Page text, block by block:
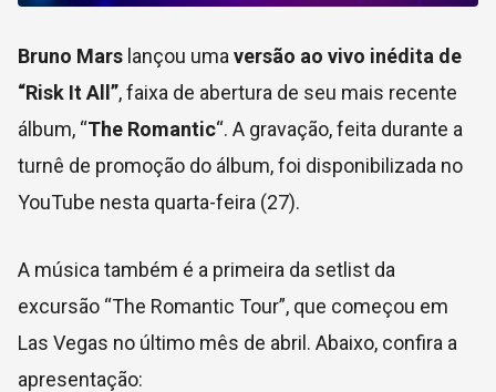
Bruno Mars lançou uma versão ao vivo inédita de
“Risk It All”, faixa de abertura de seu mais recente
álbum, “The Romantic“. A gravação, feita durante a
turnê de promoção do álbum, foi disponibilizada no
YouTube nesta quarta-feira (27).
A música também é a primeira da setlist da
excursão “The Romantic Tour”, que começou em
Las Vegas no último mês de abril. Abaixo, confira a
apresentação: